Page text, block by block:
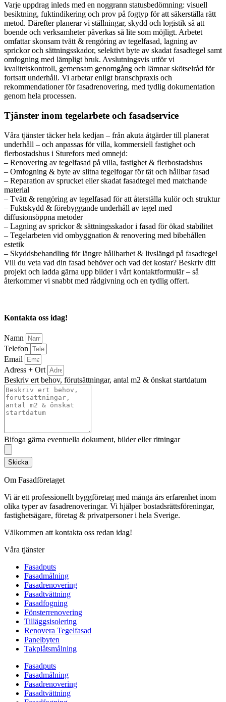
Varje uppdrag inleds med en noggrann statusbedömning: visuell
besiktning, fuktindikering och prov på fogtyp för att säkerställa rätt
metod. Därefter planerar vi ställningar, skydd och logistik så att
boende och verksamheter påverkas så lite som möjligt. Arbetet
omfattar skonsam tvätt & rengöring av tegelfasad, lagning av
sprickor och sättningsskador, selektivt byte av skadat fasadtegel samt
omfogning med lämpligt bruk. Avslutningsvis utför vi
kvalitetskontroll, gemensam genomgång och lämnar skötselråd för
fortsatt underhåll. Vi arbetar enligt branschpraxis och
rekommendationer för fasadrenovering, med tydlig dokumentation
genom hela processen.
Tjänster inom tegelarbete och fasadservice
Våra tjänster täcker hela kedjan – från akuta åtgärder till planerat
underhåll – och anpassas för villa, kommersiell fastighet och
flerbostadshus i Sturefors med omnejd:
– Renovering av tegelfasad på villa, fastighet & flerbostadshus
– Omfogning & byte av slitna tegelfogar för tät och hållbar fasad
– Reparation av sprucket eller skadat fasadtegel med matchande
material
– Tvätt & rengöring av tegelfasad för att återställa kulör och struktur
– Fuktskydd & förebyggande underhåll av tegel med
diffusionsöppna metoder
– Lagning av sprickor & sättningsskador i fasad för ökad stabilitet
– Tegelarbeten vid ombyggnation & renovering med bibehållen
estetik
– Skyddsbehandling för längre hållbarhet & livslängd på fasadtegel
Vill du veta vad din fasad behöver och vad det kostar? Beskriv ditt
projekt och ladda gärna upp bilder i vårt kontaktformulär – så
återkommer vi snabbt med rådgivning och en tydlig offert.
Kontakta oss idag!
Namn
Telefon
Email
Adress + Ort
Beskriv ert behov, förutsättningar, antal m2 & önskat startdatum
Bifoga gärna eventuella dokument, bilder eller ritningar
Skicka
Om Fasadföretaget
Vi är ett professionellt byggföretag med många års erfarenhet inom
olika typer av fasadrenoveringar. Vi hjälper bostadsrättsföreningar,
fastighetsägare, företag & privatpersoner i hela Sverige.
Välkommen att kontakta oss redan idag!
Våra tjänster
Fasadputs
Fasadmålning
Fasadrenovering
Fasadtvättning
Fasadfogning
Fönsterrenovering
Tilläggsisolering
Renovera Tegelfasad
Panelbyten
Takplåtsmålning
Fasadputs
Fasadmålning
Fasadrenovering
Fasadtvättning